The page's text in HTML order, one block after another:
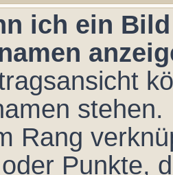
ich ein
Rang
Punkte,